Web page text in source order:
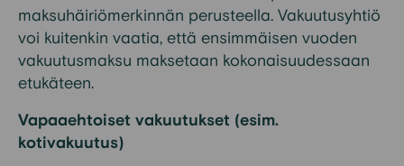
maksuhäiriömerkinnän perusteella. Vakuutusyhtiö
voi kuitenkin vaatia, että ensimmäisen vuoden
vakuutusmaksu maksetaan kokonaisuudessaan
etukäteen.
Vapaaehtoiset vakuutukset (esim.
kotivakuutus)